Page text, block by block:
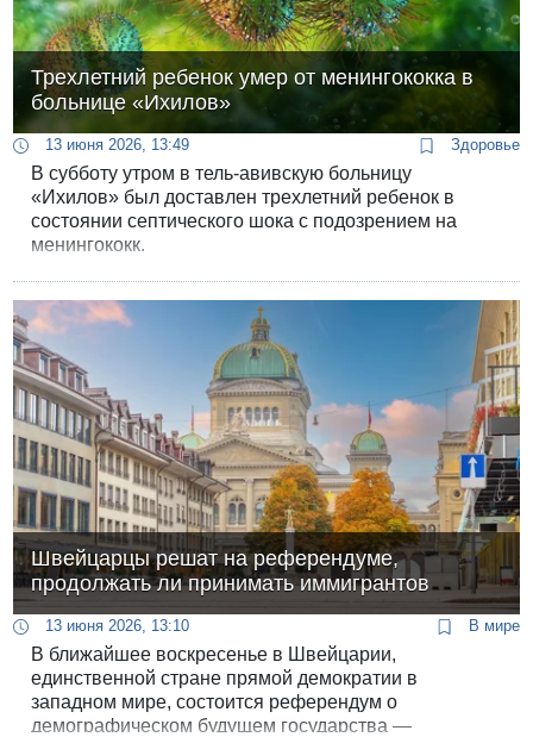
Трехлетний ребенок умер от менингококка в
больнице «Ихилов»
13 июня 2026, 13:49 Здоровье
В субботу утром в тель-авивскую больницу
«Ихилов» был доставлен трехлетний ребенок в
состоянии септического шока с подозрением на
менингококк.
Швейцарцы решат на референдуме,
продолжать ли принимать иммигрантов
13 июня 2026, 13:10 В мире
В ближайшее воскресенье в Швейцарии,
единственной стране прямой демократии в
западном мире, состоится референдум о
демографическом будущем государства —